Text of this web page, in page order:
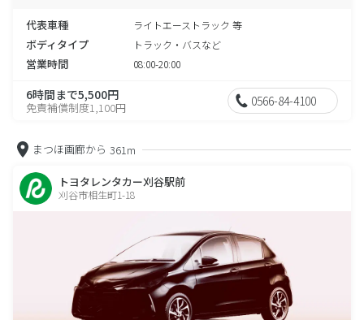
代表車種 ライトエーストラック 等
ボディタイプ トラック・バスなど
営業時間 08:00-20:00
6時間まで5,500円
免責補償制度1,100円 0566-84-4100
まつほ画廊から 361m
トヨタレンタカー刈谷駅前
刈谷市相生町1-18